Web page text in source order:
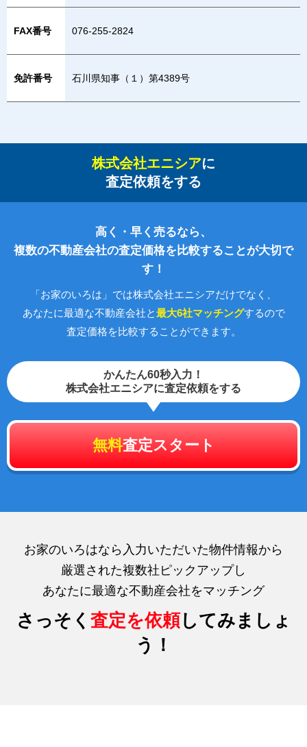
FAX番号 076-255-2824
免許番号 石川県知事（１）第4389号
株式会社エニシアに
査定依頼をする
高く・早く売るなら、
複数の不動産会社の査定価格を比較することが大切で
す！
「お家のいろは」では株式会社エニシアだけでなく、
あなたに最適な不動産会社と最大6社マッチングするので
査定価格を比較することができます。
かんたん60秒入力！
株式会社エニシアに査定依頼をする
無料査定スタート
お家のいろはなら入力いただいた物件情報から
厳選された複数社ピックアップし
あなたに最適な不動産会社をマッチング
さっそく 査定を依頼してみましょ
う！